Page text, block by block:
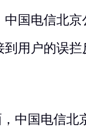
国电信北
用户的误
中国电信北